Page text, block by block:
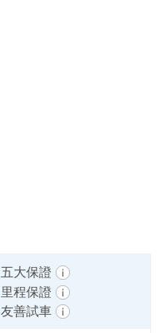
五大保證
里程保證
友善試車